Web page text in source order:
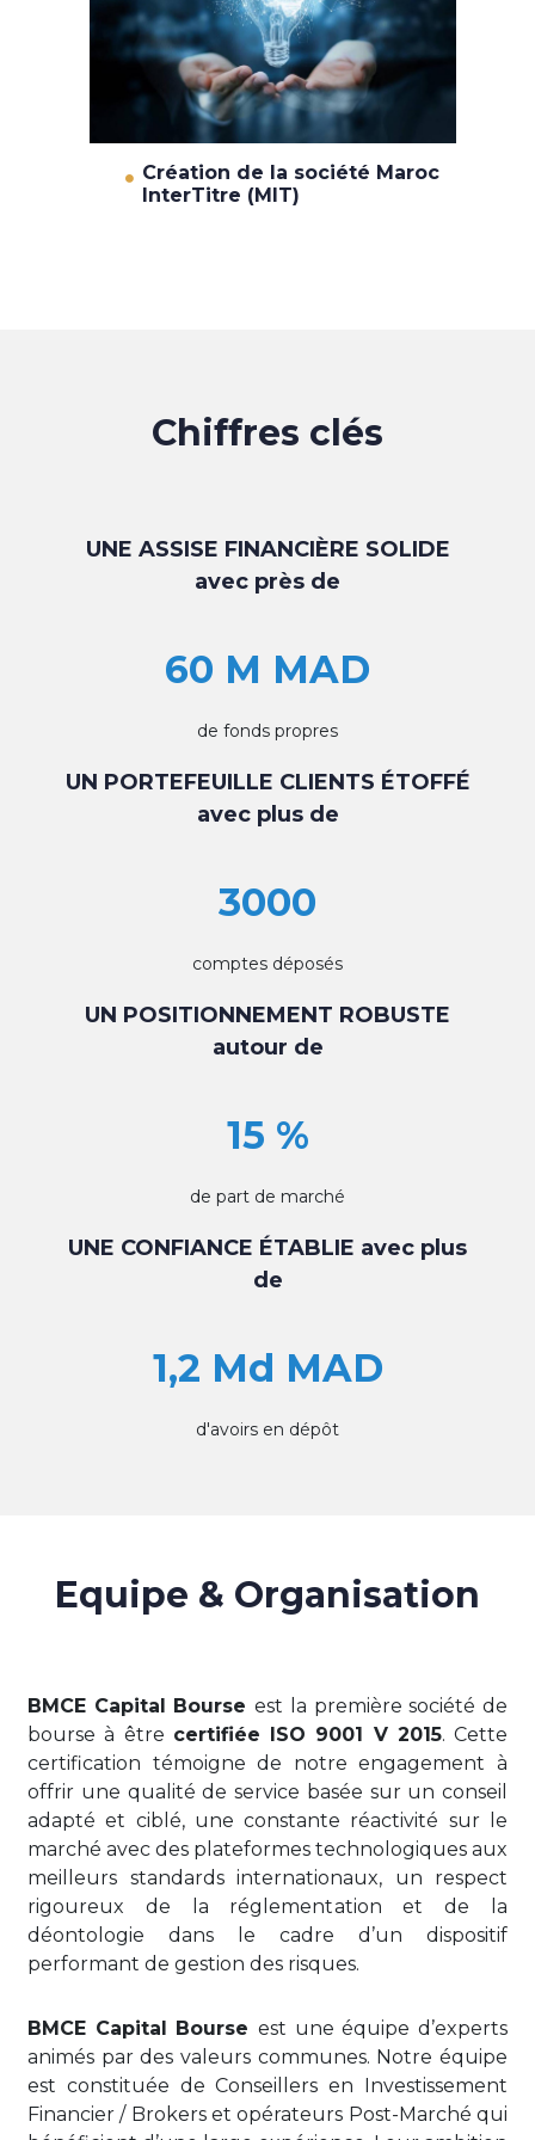
Création de la société Maroc
InterTitre (MIT)
Chiffres clés
UNE ASSISE FINANCIÈRE SOLIDE
avec près de
60 M MAD
de fonds propres
UN PORTEFEUILLE CLIENTS ÉTOFFÉ
avec plus de
3000
comptes déposés
UN POSITIONNEMENT ROBUSTE
autour de
15 %
de part de marché
UNE CONFIANCE ÉTABLIE avec plus
de
1,2 Md MAD
d'avoirs en dépôt
Equipe & Organisation
BMCE Capital Bourseest la première société de
bourse à être certifiée ISO 9001 V 2015. Cette
certification témoigne de notre engagement à
offrir une qualité de service basée sur un conseil
adapté et ciblé, une constante réactivité sur le
marché avec des plateformes technologiques aux
meilleurs standards internationaux, un respect
rigoureux de la réglementation et de la
déontologie dans le cadre d’un dispositif
performant de gestion des risques.
BMCE Capital Bourse est une équipe d’experts
animés par des valeurs communes. Notre équipe
est constituée de Conseillers en Investissement
Financier / Brokers et opérateurs Post-Marché qui